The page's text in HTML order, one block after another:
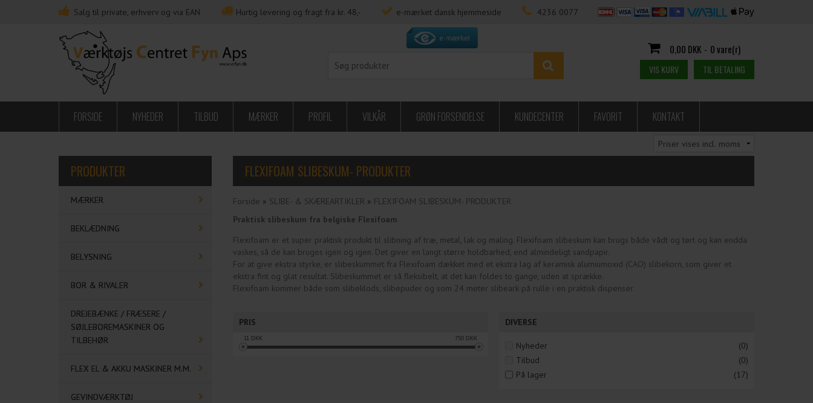
Salg til private, erhverv og via EAN Hurtig levering og fragt fra kr. 48,- e-mærket dansk hjemmeside 4236 0077
0,00 DKK - 0 vare(r)
VIS KURV TIL BETALING
FORSIDE NYHEDER TILBUD MÆRKER PROFIL VILKÅR GRØN FORSENDELSE KUNDECENTER FAVORIT KONTAKT
PRODUKTER
MÆRKER
BEKLÆDNING
BELYSNING
BOR & RIVALER
DREJEBÆNKE / FRÆSERE /
SØJLEBOREMASKINER OG
TILBEHØR
FLEX EL & AKKU MASKINER M.M.
GEVINDVÆRKTØJ
FLEXIFOAM SLIBESKUM- PRODUKTER
Forside » SLIBE- & SKÆREARTIKLER » FLEXIFOAM SLIBESKUM- PRODUKTER
Praktisk slibeskum fra belgiske Flexifoam
Flexifoam er et super praktisk produkt til slibning af træ, metal, lak og maling. Flexifoam slibeskum kan brugs både vådt og tørt og kan endda
vaskes, så de kan bruges igen og igen. Det giver en langt større holdbarhed, end almindeligt sandpapir.
For at give ekstra styrke, er slibeskummet fra Flexifoam dækket med et ekstra lag af keramisk alumiumoxid (CAO) slibekorn, som giver et
ekstra fint og glat resultat. Slibeskummet er så fleksibelt, at det kan foldes to gange, uden at sprække.
Flexifoam kommer både som slibeklods, slibepuder og som 24 meter slibeark på rulle i en praktisk dispenser.
PRIS
11 DKK 750DKK
DIVERSE
Nyheder
(0)
Tilbud
(0)
På lager
(17)